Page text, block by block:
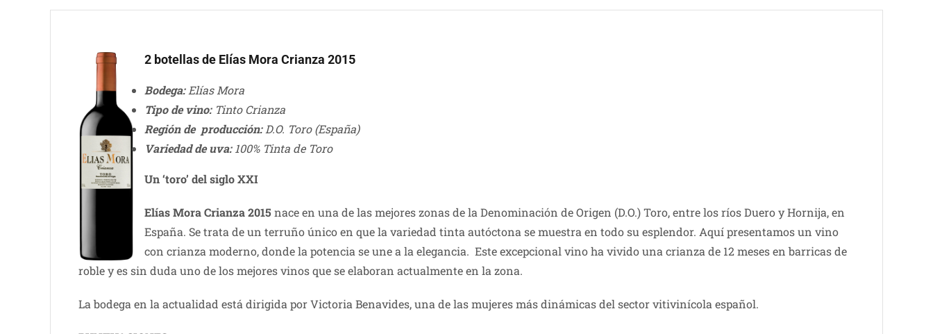
2 botellas de Elías Mora Crianza 2015
Bodega: Elías Mora
Tipo de vino:Tinto Crianza
Región de producción:D.O. Toro (España)
Variedad de uva:100% Tinta de Toro
Un ‘toro’ del siglo XXI
Elías Mora Crianza 2015 nace en una de las mejores zonas de la Denominación de Origen (D.O.) Toro, entre los ríos Duero y Hornija, en
España. Se trata de un terruño único en que la variedad tinta autóctona se muestra en todo su esplendor. Aquí presentamos un vino
con crianza moderno, donde la potencia se une a la elegancia. Este excepcional vino ha vivido una crianza de 12 meses en barricas de
roble y es sin duda uno de los mejores vinos que se elaboran actualmente en la zona.
La bodega en la actualidad está dirigida por Victoria Benavides, una de las mujeres más dinámicas del sector vitivinícola español.